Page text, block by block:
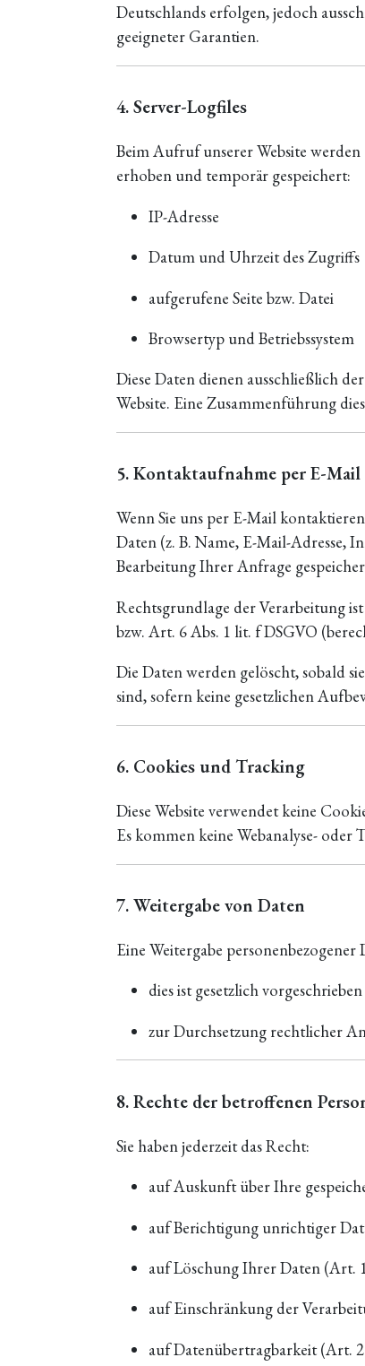
Deutschlands erfolgen, jedoch
geeigneter Garantien.
4. Server-Logfiles
Beim Aufruf unserer Website
erhoben und temporär gespeichert:
IP-Adresse
Datum und Uhrzeit des Zugriffs
aufgerufene Seite bzw. Datei
Browsertyp und Betriebssystem
Diese Daten dienen ausschließlich
Website. Eine Zusammenführung
5. Kontaktaufnahme per E-Mail
Wenn Sie uns per E-Mail
Daten (z. B. Name, E-Mail-Adresse,
Bearbeitung Ihrer Anfrage
Rechtsgrundlage der Verarbeitung
bzw. Art. 6 Abs. 1 lit. f DSGVO
Die Daten werden gelöscht, sobald
sind, sofern keine gesetzlichen
6. Cookies und Tracking
Diese Website verwendet keine
Es kommen keine Webanalyse- oder
7. Weitergabe von Daten
Eine Weitergabe
dies ist gesetzlich
zur Durchsetzung rechtlicher
8. Rechte der betroffenen
Sie haben jederzeit das Recht:
auf Auskunft über Ihre
auf Berichtigung unrichtiger
auf Löschung Ihrer Daten (Art.
auf Einschränkung der
auf Datenübertragbarkeit (Art.